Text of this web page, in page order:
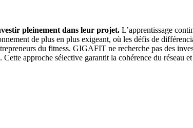
pleinement dans leur projet. L’apprentissage
de plus en plus exigeant, où les défis de
du fitness. GIGAFIT ne recherche pas des
approche sélective garantit la cohérence du réseau